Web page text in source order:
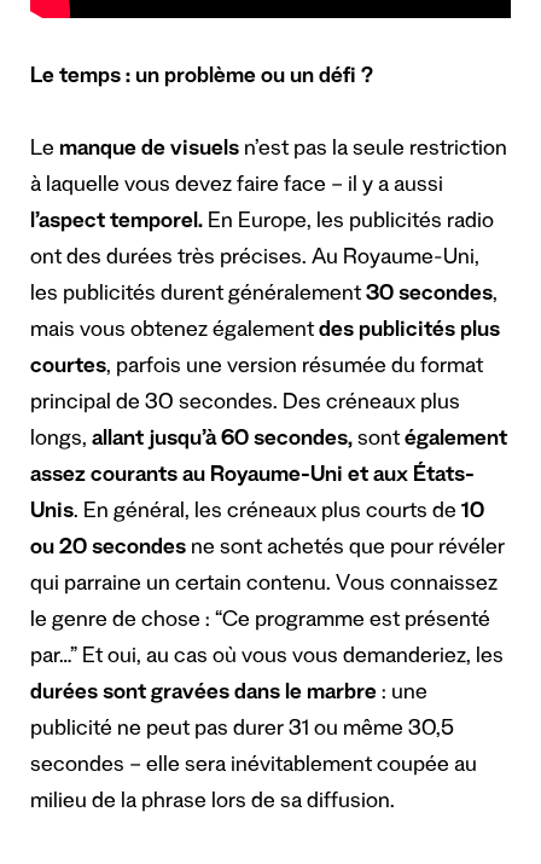
Le temps : un problème ou un défi ?
Le manque de visuels n’est pas la seule restriction
à laquelle vous devez faire face – il y a aussi
l’aspect temporel. En Europe, les publicités radio
ont des durées très précises. Au Royaume-Uni,
les publicités durent généralement30 secondes,
mais vous obtenez égalementdes publicités plus
courtes, parfois une version résumée du format
principal de 30 secondes. Des créneaux plus
longs, allant jusqu’à 60 secondes, sontégalement
assez courants au Royaume-Uni et aux États-
Unis. En général, les créneaux plus courts de 10
ou 20 secondes ne sont achetés que pour révéler
qui parraine un certain contenu. Vous connaissez
le genre de chose : “Ce programme est présenté
par…” Et oui, au cas où vous vous demanderiez, les
durées sont gravées dans le marbre : une
publicité ne peut pas durer 31 ou même 30,5
secondes – elle sera inévitablement coupée au
milieu de la phrase lors de sa diffusion.